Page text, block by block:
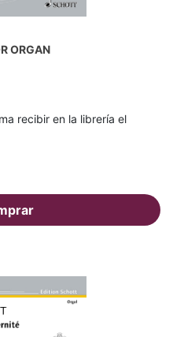
ORGAN
recibir en la librería el